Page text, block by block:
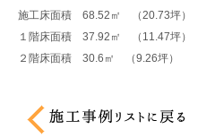
施工床面積 68.52㎡ （20.73坪）
１階床面積 37.92㎡ （11.47坪）
２階床面積 30.6㎡ （9.26坪）